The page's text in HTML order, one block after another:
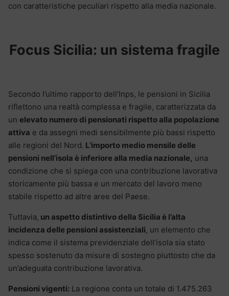
con caratteristiche peculiari rispetto alla media nazionale.
Focus Sicilia: un sistema fragile
Secondo l’ultimo rapporto dell’Inps, le pensioni in Sicilia
riflettono una realtà complessa e fragile, caratterizzata da
un elevato numero di pensionati rispetto alla popolazione
attiva e da assegni medi sensibilmente più bassi rispetto
alle regioni del Nord. L’importo medio mensile delle
pensioni nell’isola è inferiore alla media nazionale, una
condizione che si spiega con una contribuzione lavorativa
storicamente più bassa e un mercato del lavoro meno
stabile rispetto ad altre aree del Paese.
Tuttavia, un aspetto distintivo della Sicilia è l’alta
incidenza delle pensioni assistenziali, un elemento che
indica come il sistema previdenziale dell’isola sia stato
spesso sostenuto da misure di sostegno piuttosto che da
un’adeguata contribuzione lavorativa.
Pensioni vigenti: La regione conta un totale di 1.475.263